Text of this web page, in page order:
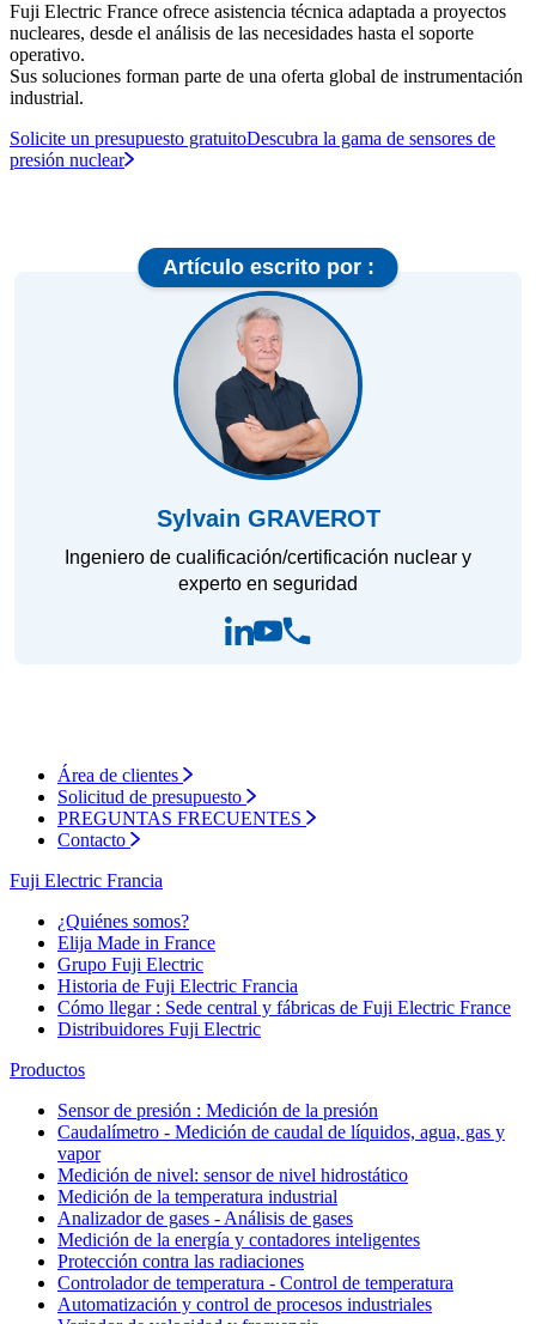
Fuji Electric France ofrece asistencia técnica adaptada a proyectos
nucleares, desde el análisis de las necesidades hasta el soporte
operativo.
Sus soluciones forman parte de una oferta global de instrumentación
industrial.
Solicite un presupuesto gratuitoDescubra la gama de sensores de
presión nuclear
Artículo escrito por :
Sylvain GRAVEROT
Ingeniero de cualificación/certificación nuclear y
experto en seguridad
Área de clientes
Solicitud de presupuesto
PREGUNTAS FRECUENTES
Contacto
Fuji Electric Francia
¿Quiénes somos?
Elija Made in France
Grupo Fuji Electric
Historia de Fuji Electric Francia
Cómo llegar : Sede central y fábricas de Fuji Electric France
Distribuidores Fuji Electric
Productos
Sensor de presión : Medición de la presión
Caudalímetro - Medición de caudal de líquidos, agua, gas y
vapor
Medición de nivel: sensor de nivel hidrostático
Medición de la temperatura industrial
Analizador de gases - Análisis de gases
Medición de la energía y contadores inteligentes
Protección contra las radiaciones
Controlador de temperatura - Control de temperatura
Automatización y control de procesos industriales